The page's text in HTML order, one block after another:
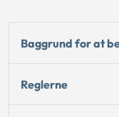
Baggrund for at
Reglerne